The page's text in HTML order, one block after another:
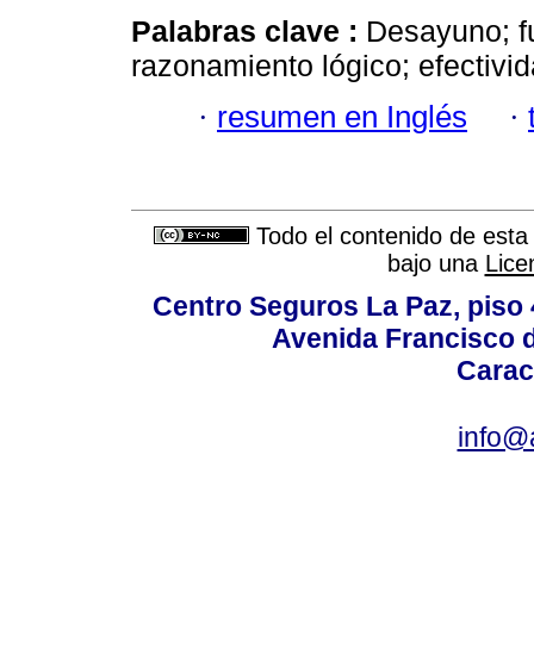
Palabras clave : Desayuno;
razonamiento lógico;
· resumen en Inglés ·
Todo el contenido de
bajo una
Centro Seguros La Paz,
Avenida Francisco